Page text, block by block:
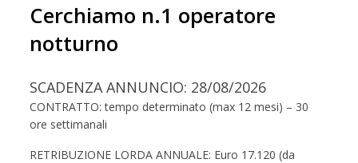
Cerchiamo n.1 operatore
notturno
SCADENZA ANNUNCIO: 28/08/2026
CONTRATTO: tempo determinato (max 12 mesi) – 30
ore settimanali
RETRIBUZIONE LORDA ANNUALE: Euro 17.120 (da